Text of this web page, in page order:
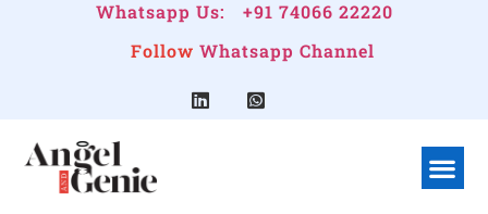
Whatsapp Us:
+91 74066 22220
Follow Whatsapp Channel